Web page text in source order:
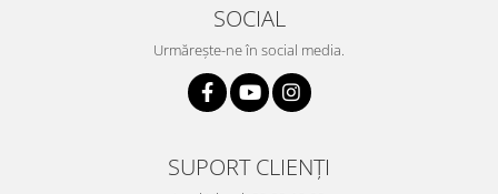
SOCIAL
Urmărește-ne în social media.
SUPORT CLIENȚI